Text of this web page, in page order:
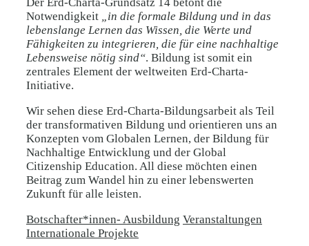
Der Erd-Charta-Grundsatz 14 betont die
Notwendigkeit „in die formale Bildung und in das
lebenslange Lernen das Wissen, die Werte und
Fähigkeiten zu integrieren, die für eine nachhaltige
Lebensweise nötig sind“. Bildung ist somit ein
zentrales Element der weltweiten Erd-Charta-
Initiative.
Wir sehen diese Erd-Charta-Bildungsarbeit als Teil
der transformativen Bildung und orientieren uns an
Konzepten vom Globalen Lernen, der Bildung für
Nachhaltige Entwicklung und der Global
Citizenship Education. All diese möchten einen
Beitrag zum Wandel hin zu einer lebenswerten
Zukunft für alle leisten.
Botschafter*innen- Ausbildung Veranstaltungen
Internationale Projekte